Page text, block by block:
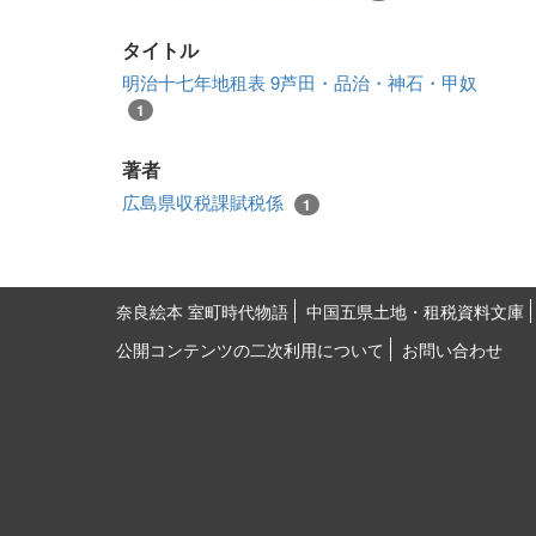
タイトル
明治十七年地租表 9芦田・品治・神石・甲奴
1
著者
広島県収税課賦税係 1
奈良絵本 室町時代物語 中国五県土地・租税資料文庫
公開コンテンツの二次利用について
お問い合わせ